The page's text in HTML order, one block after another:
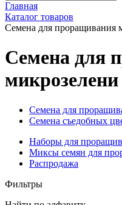
Главная
Каталог товаров
Семена для проращивания
Семена для
микрозелени
Семена для
Семена съедобных
Наборы для
Миксы семян для
Распродажа
Фильтры